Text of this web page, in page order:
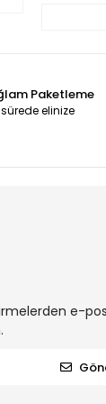
ONARIMI
Paketleme
elinize
e-